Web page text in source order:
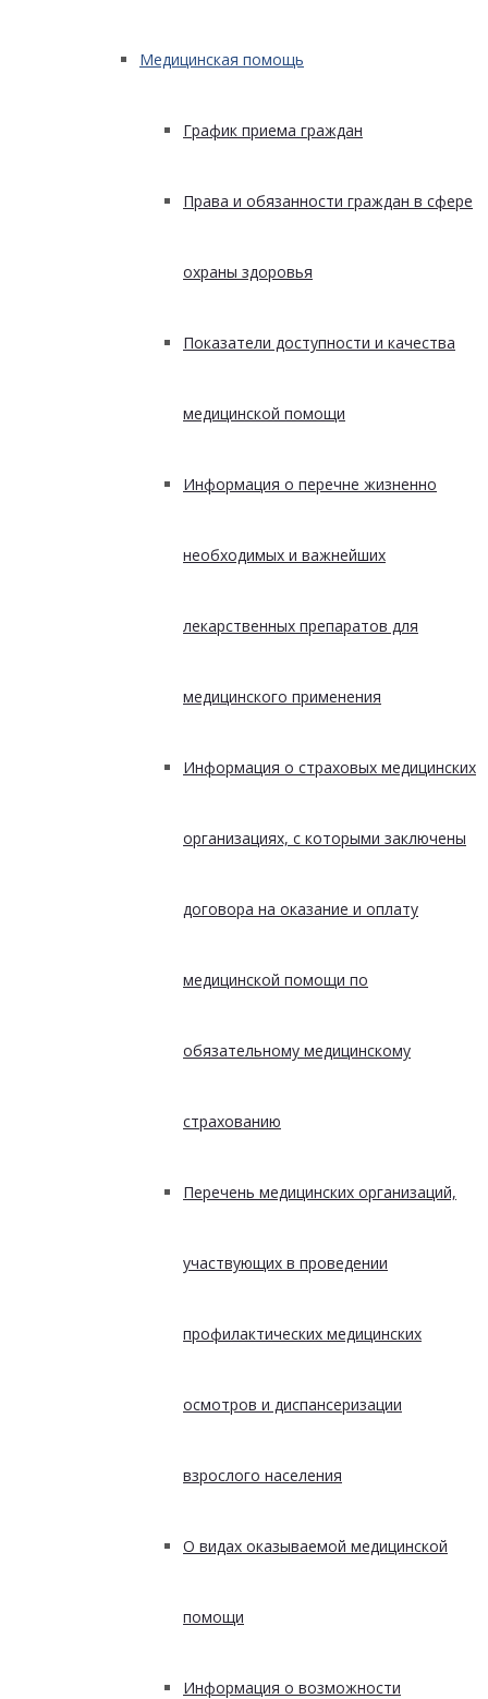
Медицинская помощь
График приема граждан
Права и обязанности граждан в сфере
охраны здоровья
Показатели доступности и качества
медицинской помощи
Информация о перечне жизненно
необходимых и важнейших
лекарственных препаратов для
медицинского применения
Информация о страховых медицинских
организациях, с которыми заключены
договора на оказание и оплату
медицинской помощи по
обязательному медицинскому
страхованию
Перечень медицинских организаций,
участвующих в проведении
профилактических медицинских
осмотров и диспансеризации
взрослого населения
О видах оказываемой медицинской
помощи
Информация о возможности